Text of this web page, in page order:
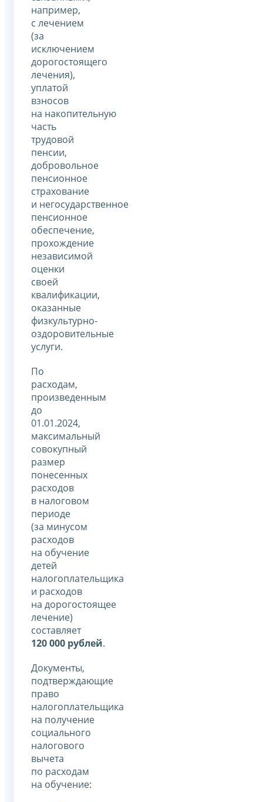
например,
с лечением
(за
исключением
дорогостоящего
лечения),
уплатой
взносов
на накопительную
часть
трудовой
пенсии,
добровольное
пенсионное
страхование
и негосударственное
пенсионное
обеспечение,
прохождение
независимой
оценки
своей
квалификации,
оказанные
физкультурно-
оздоровительные
услуги.
По
расходам,
произведенным
до
01.01.2024,
максимальный
совокупный
размер
понесенных
расходов
в налоговом
периоде
(за минусом
расходов
на обучение
детей
налогоплательщика
и расходов
на дорогостоящее
лечение)
составляет
120 000 рублей.
Документы,
подтверждающие
право
налогоплательщика
на получение
социального
налогового
вычета
по расходам
на обучение: